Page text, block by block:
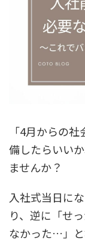
「4月からの
備したらいい
ませんか？
入社式当日に
り、逆に「せ
なかった…」と